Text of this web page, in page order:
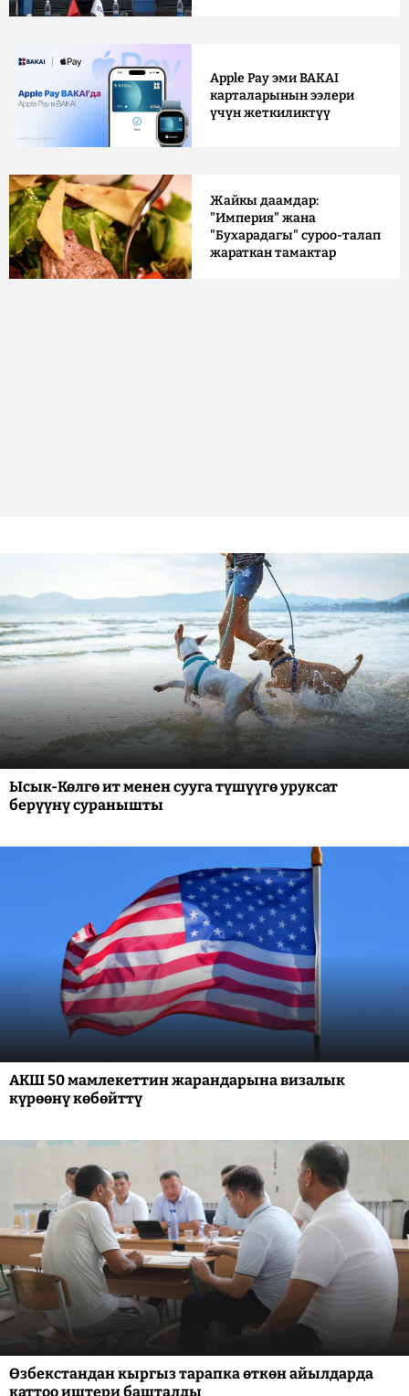
Apple Pay эми BAKAI
карталарынын ээлери
үчүн жеткиликтүү
Жайкы даамдар:
"Империя" жана
"Бухарадагы" суроо-талап
жараткан тамактар
Ысык-Көлгө ит менен сууга түшүүгө уруксат
берүүнү суранышты
АКШ 50 мамлекеттин жарандарына визалык
күрөөнү көбөйттү
Өзбекстандан кыргыз тарапка өткөн айылдарда
каттоо иштери башталды